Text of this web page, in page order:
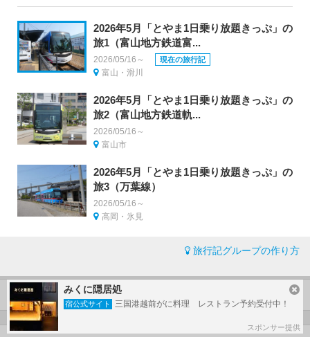
2026年5月「とやま1日乗り放題きっぷ」の
旅1（富山地方鉄道富...
2026/05/16～ 現在の旅行記
富山・滑川
2026年5月「とやま1日乗り放題きっぷ」の
旅2（富山地方鉄道軌...
2026/05/16～
富山市
2026年5月「とやま1日乗り放題きっぷ」の
旅3（万葉線）
2026/05/16～
高岡・氷見
旅行記グループの作り方
koreanrailfanさんの旅行記一覧
みくに隠居処
宿公式サイト 三国港越前がに料理 レストラン予約受付中！
スポンサー提供